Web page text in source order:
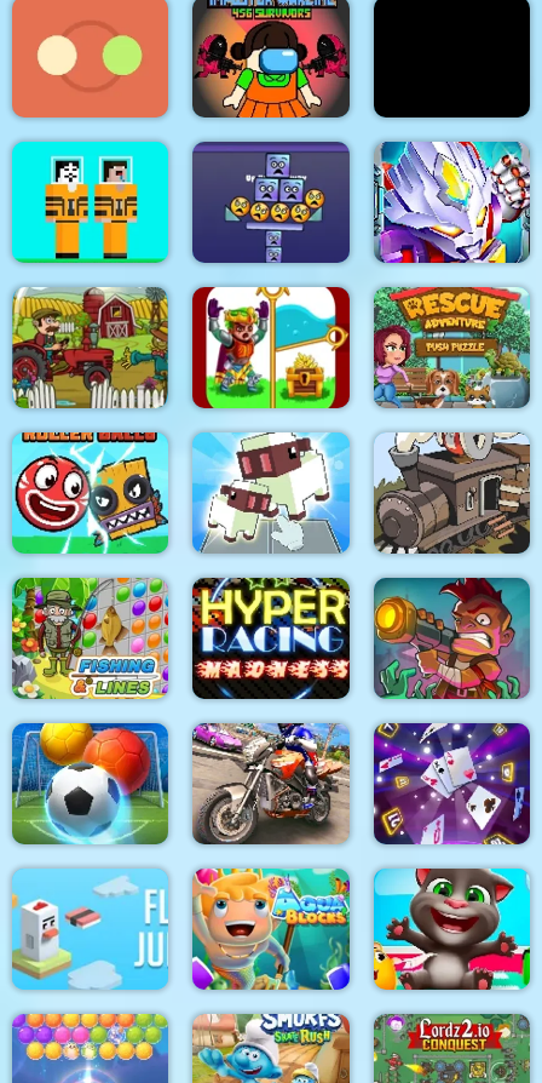
Puppy Blast Lite Sky Rolling ball
Rotating Catchers
Impostor Warline 456
Survivors
Find the Difference:
Wednesday Mode
Noob vs Hacker Diver
Suit
Super Stacker 3 Ninja Robo Hero
Tractor Mania
Love and Treasure
Quest
Push Puzzle Rescue
Adventure
Roller Ball 6 :
Bounce Ball 6
Voxel Merge 3D
Black Stallion
Cabaret
Fishing and Lines
Hyper Racing
Madness
Zombie Idle Defense
Online
Bubble Shooter
Soccer 2
Bike Stunt Racing
Game 2021
Cards 21